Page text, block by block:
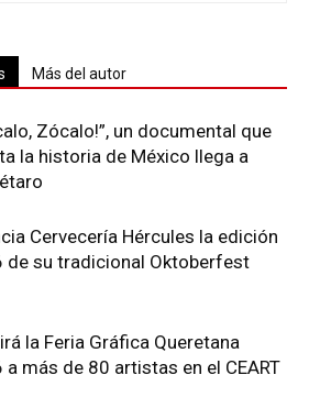
Más del autor
Zócalo!”, un documental que
la historia de México llega a
Cervecería Hércules la edición
de su tradicional Oktoberfest
la Feria Gráfica Queretana
a más de 80 artistas en el CEART